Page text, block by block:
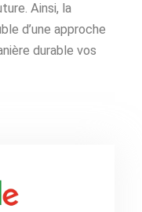
Ainsi, la
d’une approche
durable vos